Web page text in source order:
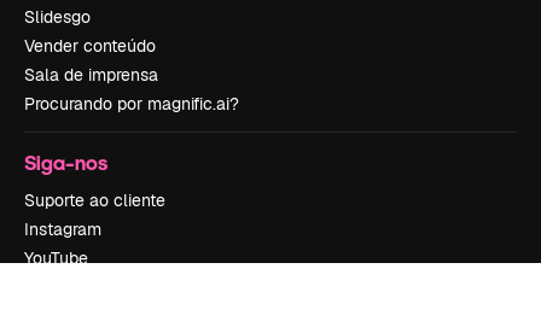
Slidesgo
Vender conteúdo
Sala de imprensa
Procurando por magnific.ai?
Siga-nos
Suporte ao cliente
Instagram
YouTube